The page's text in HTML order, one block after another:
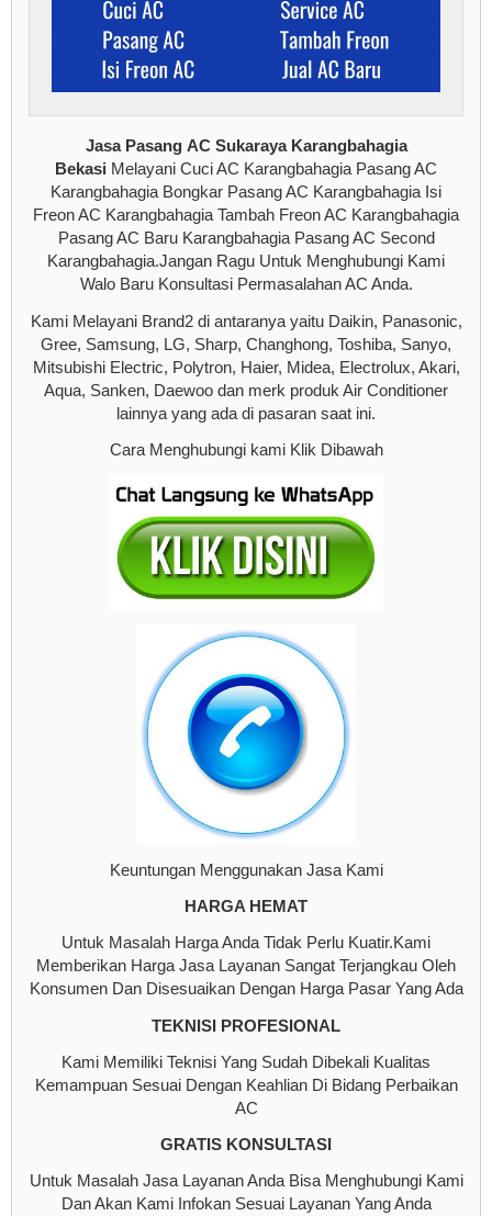
Jasa Pasang AC Sukaraya Karangbahagia
Bekasi Melayani Cuci AC Karangbahagia Pasang AC
Karangbahagia Bongkar Pasang AC Karangbahagia Isi
Freon AC Karangbahagia Tambah Freon AC Karangbahagia
Pasang AC Baru Karangbahagia Pasang AC Second
Karangbahagia.Jangan Ragu Untuk Menghubungi Kami
Walo Baru Konsultasi Permasalahan AC Anda.
Kami Melayani Brand2 di antaranya yaitu Daikin, Panasonic,
Gree, Samsung, LG, Sharp, Changhong, Toshiba, Sanyo,
Mitsubishi Electric, Polytron, Haier, Midea, Electrolux, Akari,
Aqua, Sanken, Daewoo dan merk produk Air Conditioner
lainnya yang ada di pasaran saat ini.
Cara Menghubungi kami Klik Dibawah
Keuntungan Menggunakan Jasa Kami
HARGA HEMAT
Untuk Masalah Harga Anda Tidak Perlu Kuatir.Kami
Memberikan Harga Jasa Layanan Sangat Terjangkau Oleh
Konsumen Dan Disesuaikan Dengan Harga Pasar Yang Ada
TEKNISI PROFESIONAL
Kami Memiliki Teknisi Yang Sudah Dibekali Kualitas
Kemampuan Sesuai Dengan Keahlian Di Bidang Perbaikan
AC
GRATIS KONSULTASI
Untuk Masalah Jasa Layanan Anda Bisa Menghubungi Kami
Dan Akan Kami Infokan Sesuai Layanan Yang Anda